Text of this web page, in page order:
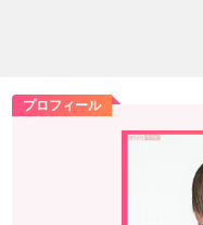
プロフィール